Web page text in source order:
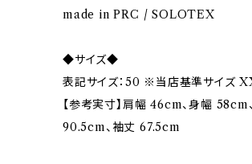
made in PRC / SOLOTEX
◆サイズ◆
表記サイズ：50 ※当店基準サイズ
【参考実寸】肩幅 46cm、身幅 58cm
90.5cm、袖丈 67.5cm